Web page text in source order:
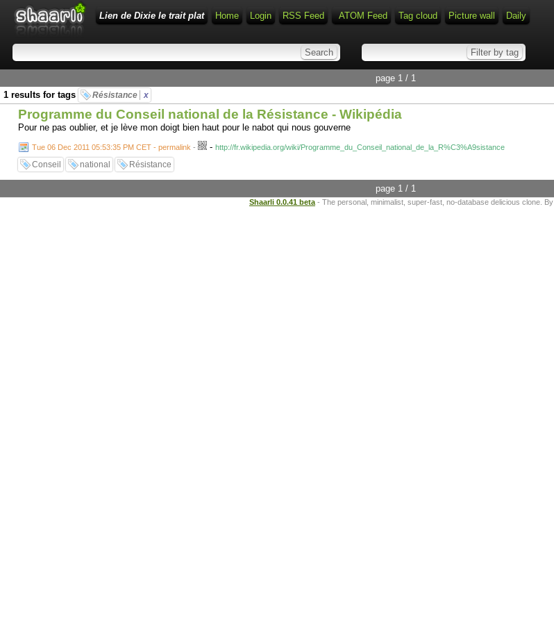
Lien de Dixie le trait plat Home Login RSS Feed ATOM Feed Tag cloud Picture wall Daily
page 1 / 1
1 results for tags
Résistance x
Programme du Conseil national de la Résistance - Wikipédia
Pour ne pas oublier, et je lève mon doigt bien haut pour le nabot qui nous gouverne
Tue 06 Dec 2011 05:53:35 PM CET - permalink - - http://fr.wikipedia.org/wiki/Programme_du_Conseil_national_de_la_R%C3%A9sistance
Conseil national Résistance
page 1 / 1
Shaarli 0.0.41 beta - The personal, minimalist, super-fast, no-database delicious clone. By